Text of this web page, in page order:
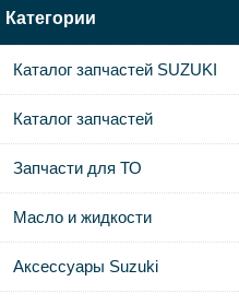
Категории
Каталог запчастей SUZUKI
Каталог запчастей
Запчасти для ТО
Масло и жидкости
Аксессуары Suzuki